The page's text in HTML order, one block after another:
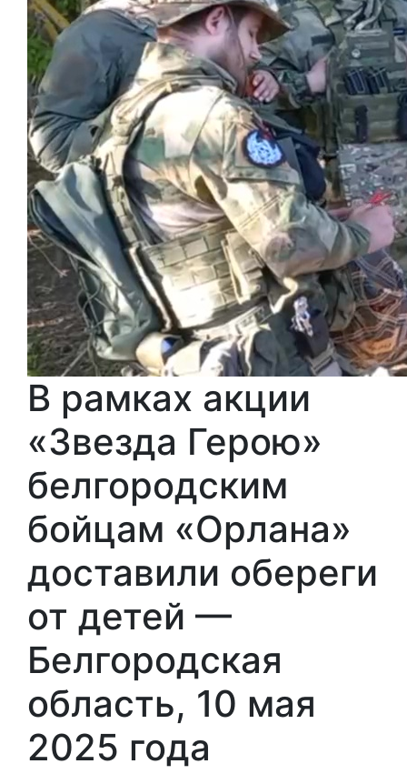
В рамках акции
«Звезда Герою»
белгородским
бойцам «Орлана»
доставили обереги
от детей —
Белгородская
область, 10 мая
2025 года